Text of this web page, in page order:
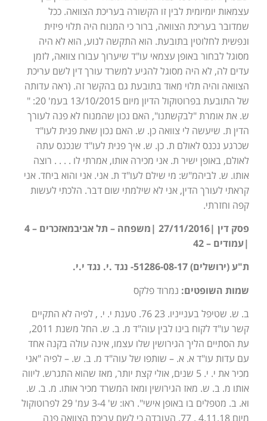
עצמאות יומיומית לבין זו הקשורה בעריכת הצוואה. ככל
שמדובר בעריכת הצוואה, ברור כי המנוח היה תלוי פיזית
ונפשית לחלוטין בתובעת. הוא התקשה לנוע, הוא לא היה
מסוגל לבחור באופן עצמאי עו"ד שיערוך עבורו צוואה, לזמן
עדים לה, לא היה מסוגל להגיע למשרד עורך דין לשם עריכת
הצוואה והיה תלוי מאוד בתובעת גם בהקשר זה. (ראה עדותה
של התובעת בפרוטוקול הדיון מיום 13/10/2015 בעמ' 20: "
ש. את אומרת "לבקשתנו", האם נכון שהמנוח לא פנה לעורך
הדין ת. שיעשה לי צוואה כן. ש. האם נכון שאת פנית לעו"ד
שכרגע נכנס לאולם ת. כן. ש. איך פנית לעו"ד שנכנס עתה
לאולם, באופן ישיר ת. אני מכירה אותו, אמרתי לו . . . . רוצה
אותו. ש. לביהמ"ש: מי שילם לעו"ד ת. אני. אני והוא ביחד. אני
קראתי לעורך הדין, אני לא שילמתי שום דבר. הלכתי לעשות
קפה וחזרתי.
פסק דין |27/11/2016 |משפחה – תל אביבמאזכרים – 4
|עמודים – 42
ת"ע (ירושלים) 51286-08-17- נגד .י. נגד י.י.
שמות השופטים: נמרוד פלקס
ב. ש. שטיפל בענייניו. 23 76. טענת י. י. , לפיה לא התקיים
קשר עו"ד לקוח בינו לבין עוה"ד מ. ב. ש. החל משנת 2011,
עת הסתיים הליך הגירושין שלו עצמו, אינה עולה בקנה אחד
עם עדות עו"ד א. א. – שותפו של עוה"ד מ. ב. ש. – לפיה "אני
מכיר את י. י. 5 שנים, אולי קצת יותר, מאז שהוא התגרש. ליווה
אותו מ. ב. ש. מאז הגירושין ומאז המשרד מכיר אותו. מ. ב. ש.
וא. ב. מטפלים בו באופן אישי". ראו: ש' 3-4 עמ' 29 לפרוטוקול
מיום 4.11.18 . 77. העובדה כי לשם עריכת הצוואה פנה